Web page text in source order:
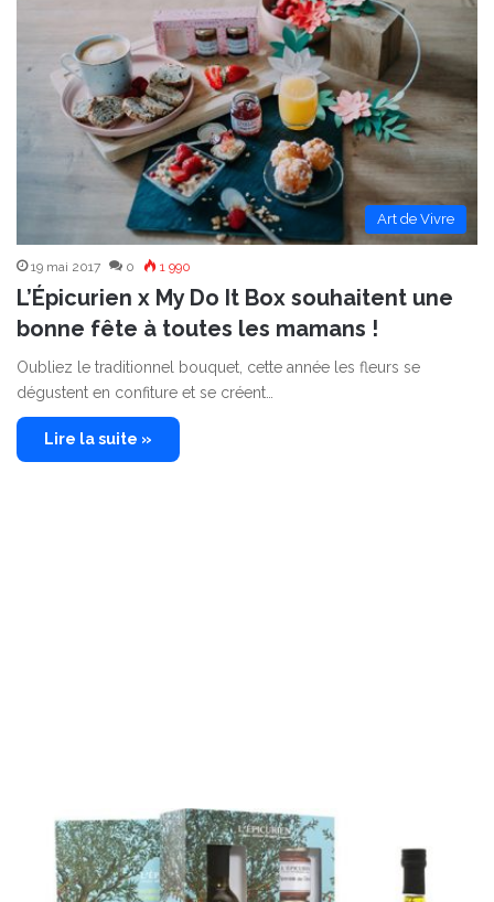
Art de Vivre
19 mai 2017 0 1 990
L’Épicurien x My Do It Box souhaitent une
bonne fête à toutes les mamans !
Oubliez le traditionnel bouquet, cette année les fleurs se
dégustent en confiture et se créent…
Lire la suite »